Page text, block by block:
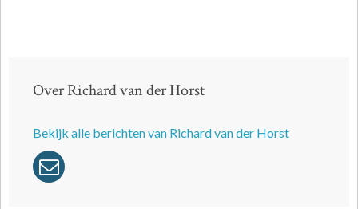
Over Richard van der Horst
Bekijk alle berichten van Richard van der Horst